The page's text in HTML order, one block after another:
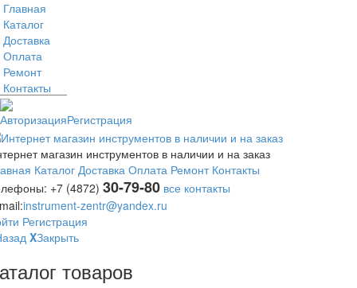
Главная
Каталог
Доставка
Оплата
Ремонт
Контакты
АвторизацияРегистрация
магазин инструментов в наличии и на заказ
Каталог Доставка Оплата Ремонт Контакты
+7 (4872) 30-79-80 все контакты
instrument-zentr@yandex.ru
Регистрация
XЗакрыть
товаров